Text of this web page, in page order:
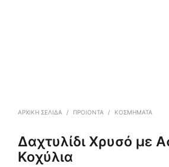
ΑΡΧΙΚΉ ΣΕΛΊΔΑ / ΠΡΟΙΟΝΤΑ / ΚΟΣΜΉΜΑΤΑ
Δαχτυλίδι Χρυσό με
Κοχύλια